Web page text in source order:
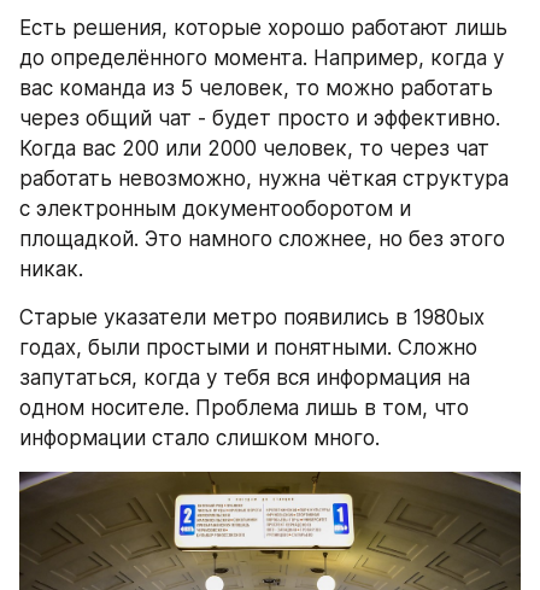
Есть решения, которые хорошо работают лишь
до определённого момента. Например, когда у
вас команда из 5 человек, то можно работать
через общий чат - будет просто и эффективно.
Когда вас 200 или 2000 человек, то через чат
работать невозможно, нужна чёткая структура
с электронным документооборотом и
площадкой. Это намного сложнее, но без этого
никак.
Старые указатели метро появились в 1980ых
годах, были простыми и понятными. Сложно
запутаться, когда у тебя вся информация на
одном носителе. Проблема лишь в том, что
информации стало слишком много.